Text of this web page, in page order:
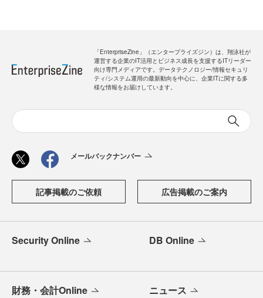
「EnterpriseZine」（エンタープライズジン）は、翔泳社が
運営する企業のIT活用とビジネス成長を支援するITリーダー
向け専門メディアです。データテクノロジー/情報セキュリ
ティ/システム運用の最新動向を中心に、企業ITに関する多
様な情報をお届けしています。
メールバックナンバー
記事掲載のご依頼 広告掲載のご案内
Security Online DB Online
財務・会計Online ニュース